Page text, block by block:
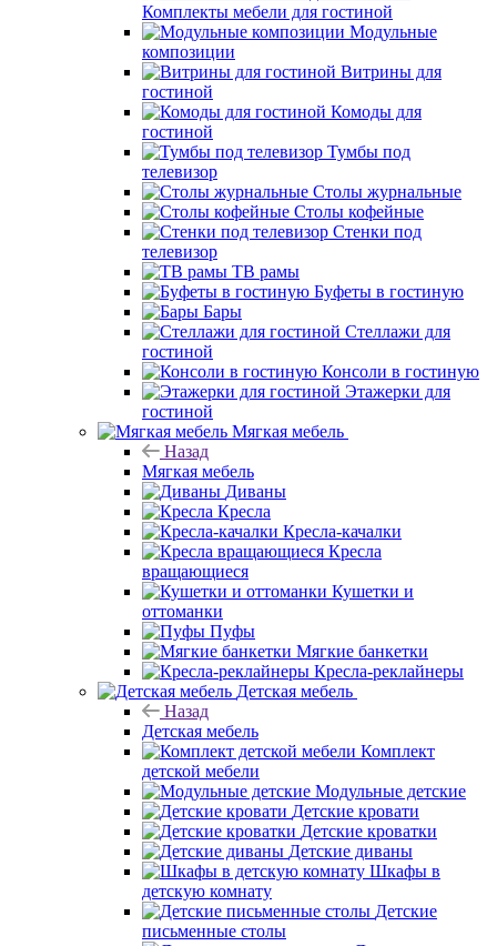
Комплекты мебели для гостиной
Модульные
композиции
Витрины для
гостиной
Комоды для
гостиной
Тумбы под
телевизор
Столы журнальные
Столы кофейные
Стенки под
телевизор
ТВ рамы
Буфеты в гостиную
Бары
Стеллажи для
гостиной
Консоли в гостиную
Этажерки для
гостиной
Мягкая мебель
Назад
Мягкая мебель
Диваны
Кресла
Кресла-качалки
Кресла
вращающиеся
Кушетки и
оттоманки
Пуфы
Мягкие банкетки
Кресла-реклайнеры
Детская мебель
Назад
Детская мебель
Комплект
детской мебели
Модульные детские
Детские кровати
Детские кроватки
Детские диваны
Шкафы в
детскую комнату
Детские
письменные столы